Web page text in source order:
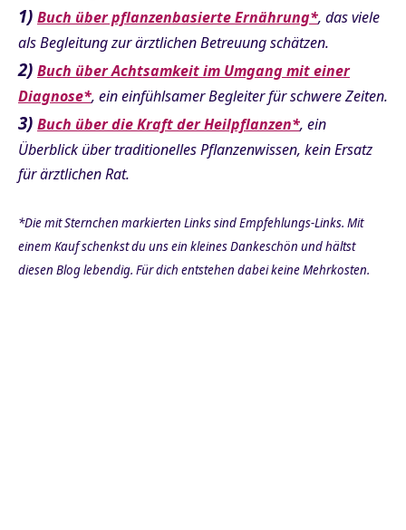
1) Buch über pflanzenbasierte Ernährung*, das viele
als Begleitung zur ärztlichen Betreuung schätzen.
2) Buch über Achtsamkeit im Umgang mit einer
Diagnose*, ein einfühlsamer Begleiter für schwere Zeiten.
3) Buch über die Kraft der Heilpflanzen*, ein
Überblick über traditionelles Pflanzenwissen, kein Ersatz
für ärztlichen Rat.
*Die mit Sternchen markierten Links sind Empfehlungs-Links. Mit
einem Kauf schenkst du uns ein kleines Dankeschön und hältst
diesen Blog lebendig. Für dich entstehen dabei keine Mehrkosten.